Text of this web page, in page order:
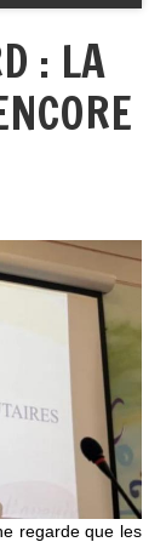
: LA
regarde que les